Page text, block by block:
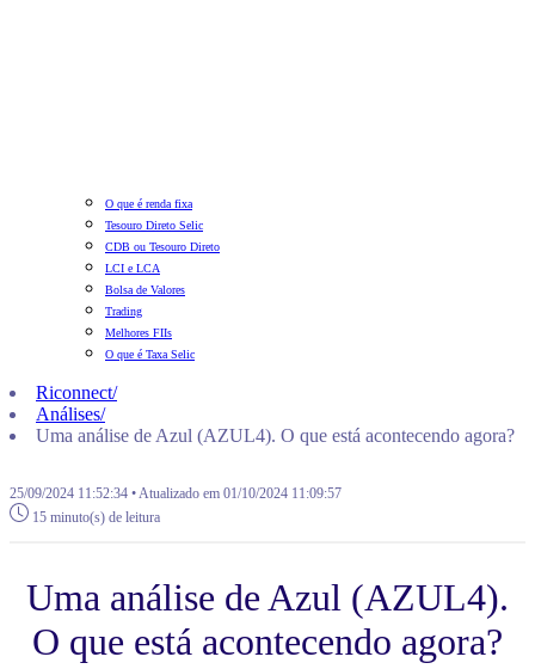
O que é renda fixa
Tesouro Direto Selic
CDB ou Tesouro Direto
LCI e LCA
Bolsa de Valores
Trading
Melhores FIIs
O que é Taxa Selic
Riconnect/
Análises/
Uma análise de Azul (AZUL4). O que está acontecendo agora?
25/09/2024 11:52:34 • Atualizado em 01/10/2024 11:09:57
15 minuto(s) de leitura
Uma análise de Azul (AZUL4).
O que está acontecendo agora?